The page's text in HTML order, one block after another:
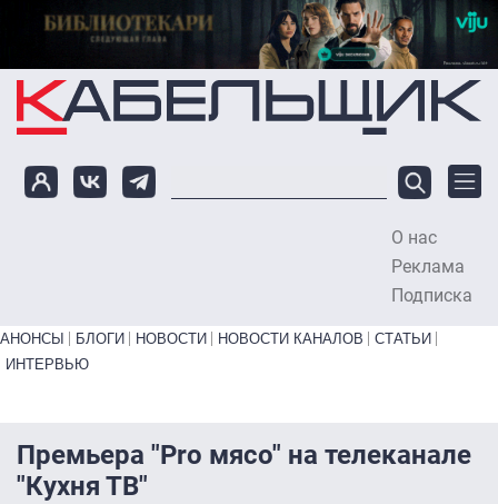
Перейти к основному содержанию
О нас
Реклама
Подписка
Primary links bottom
АНОНСЫ БЛОГИ НОВОСТИ НОВОСТИ КАНАЛОВ
СТАТЬИ
ИНТЕРВЬЮ
Премьера "Prо мясо" на телеканале
"Кухня ТВ"